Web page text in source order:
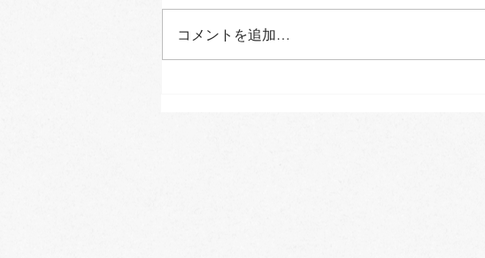
コメントを追加…